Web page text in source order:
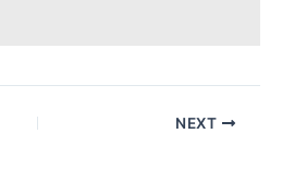
NEXT